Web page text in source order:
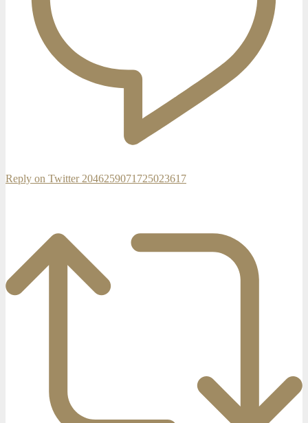
Reply on Twitter 2046259071725023617